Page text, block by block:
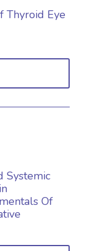
Thyroid Eye
Systemic
Of